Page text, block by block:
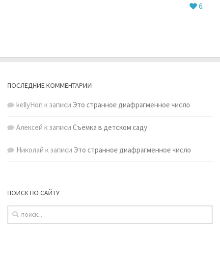
6
ПОСЛЕДНИЕ КОММЕНТАРИИ
kellyHon к записи Это странное диафрагменное число
Алексей к записи Съёмка в детском саду
Николай к записи Это странное диафрагменное число
ПОИСК ПО САЙТУ